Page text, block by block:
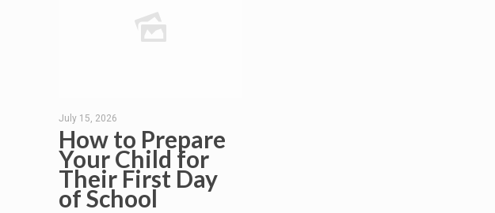
July 15, 2026
How to Prepare
Your Child for
Their First Day
of School